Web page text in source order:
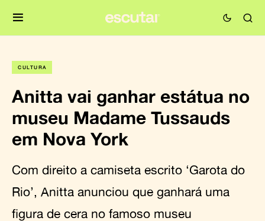
CULTURA
Anitta vai ganhar estátua no
museu Madame Tussauds
em Nova York
Com direito a camiseta escrito ‘Garota do
Rio’, Anitta anunciou que ganhará uma
figura de cera no famoso museu